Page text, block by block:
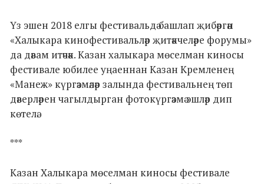
Үз эшен 2018 елгы фестивальдә башлап җибәргән
«Халыкара кинофестивальләр җитәкчеләре форумы»
да дәвам итәчәк. Казан халыкара мөселман киносы
фестивале юбилее уңаеннан Казан Кремленең
«Манеж» күргәзмәләр залында фестивальнең төп
дәверләрен чагылдырган фотокүргәзмә эшләр дип
көтелә.
***
Казан Халыкара мөселман киносы фестивале